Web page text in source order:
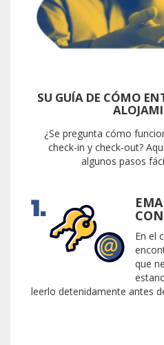
SU GUÍA DE CÓMO
¿Se pregunta cómo
check-in y check-out?
algunos pasos
En el
que
leerlo detenidamente antes